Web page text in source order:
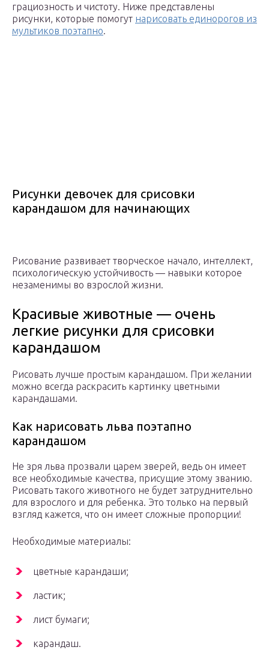
грациозность и чистоту. Ниже представлены
рисунки, которые помогут нарисовать единорогов из
мультиков поэтапно.
Рисунки девочек для срисовки
карандашом для начинающих
Рисование развивает творческое начало, интеллект,
психологическую устойчивость — навыки которое
незаменимы во взрослой жизни.
Красивые животные — очень
легкие рисунки для срисовки
карандашом
Рисовать лучше простым карандашом. При желании
можно всегда раскрасить картинку цветными
карандашами.
Как нарисовать льва поэтапно
карандашом
Не зря льва прозвали царем зверей, ведь он имеет
все необходимые качества, присущие этому званию.
Рисовать такого животного не будет затруднительно
для взрослого и для ребенка. Это только на первый
взгляд кажется, что он имеет сложные пропорции!
Необходимые материалы:
цветные карандаши;
ластик;
лист бумаги;
карандаш.